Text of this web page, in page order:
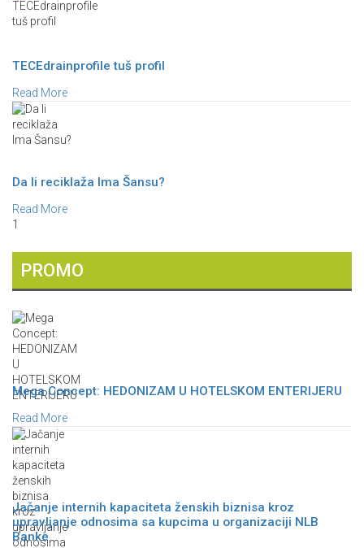
TECEdrainprofile tuš profil
Read More
Da li reciklaža Ima Šansu?
Read More
1
PROMO
Mega Concept: HEDONIZAM U HOTELSKOM ENTERIJERU
Read More
Jačanje internih kapaciteta ženskih biznisa kroz
upravljanje odnosima sa kupcima u organizaciji NLB
Banke